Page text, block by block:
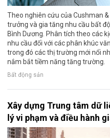
Theo nghiên cứu của Cushman
trưởng và gia tăng nhu cầu bất
Bình Dương. Phân tích theo các
nhu cầu đối với các phân khúc
trong đó các thị trường mới nổi
nắm bắt tiềm năng tăng trường.
Bất động sản
Xây dựng Trung tâm dữ
lý vi phạm và điều hành